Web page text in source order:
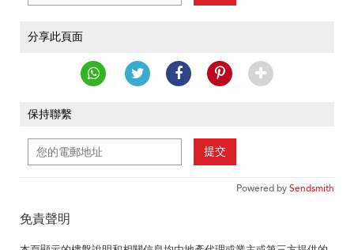
分享此頁面
保持聯繫
提交
Powered bySendsmith
免責聲明